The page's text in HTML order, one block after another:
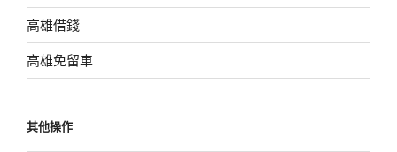
高雄借錢
高雄免留車
其他操作